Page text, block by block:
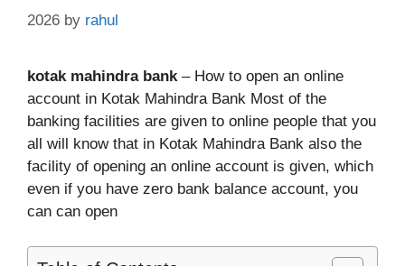
2026 by rahul
kotak mahindra bank– How to open an online
account in Kotak Mahindra Bank Most of the
banking facilities are given to online people that you
all will know that in Kotak Mahindra Bank also the
facility of opening an online account is given, which
even if you have zero bank balance account, you
can can open